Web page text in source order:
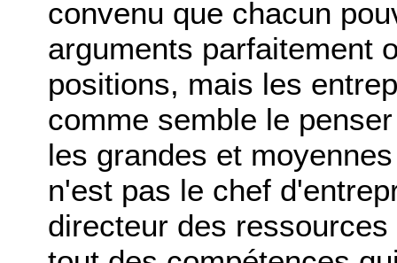
convenu que chacun
arguments parfaitement
positions, mais les
comme semble le
les grandes et
n'est pas le chef
directeur des